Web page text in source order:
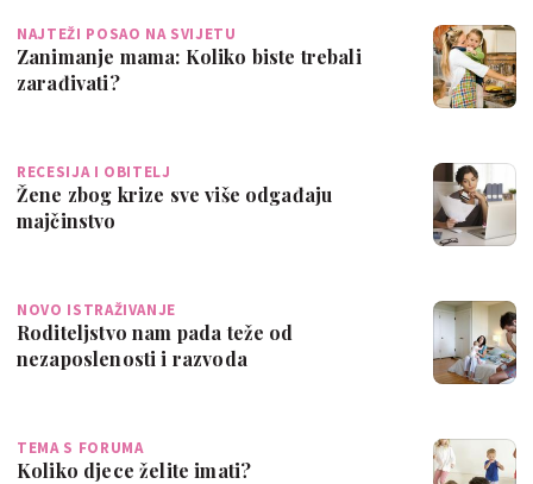
NAJTEŽI POSAO NA SVIJETU
Zanimanje mama: Koliko biste trebali
zarađivati?
RECESIJA I OBITELJ
Žene zbog krize sve više odgađaju
majčinstvo
NOVO ISTRAŽIVANJE
Roditeljstvo nam pada teže od
nezaposlenosti i razvoda
TEMA S FORUMA
Koliko djece želite imati?